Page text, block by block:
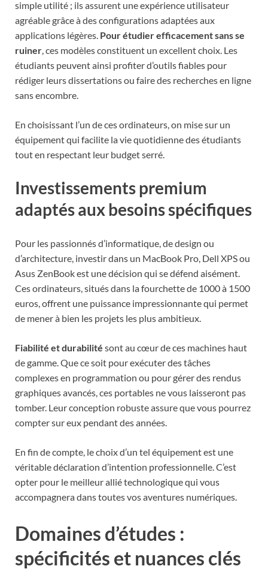
simple utilité ; ils assurent une expérience utilisateur
agréable grâce à des configurations adaptées aux
applications légères. Pour étudier efficacement sans se
ruiner, ces modèles constituent un excellent choix. Les
étudiants peuvent ainsi profiter d’outils fiables pour
rédiger leurs dissertations ou faire des recherches en ligne
sans encombre.
En choisissant l’un de ces ordinateurs, on mise sur un
équipement qui facilite la vie quotidienne des étudiants
tout en respectant leur budget serré.
Investissements premium
adaptés aux besoins spécifiques
Pour les passionnés d’informatique, de design ou
d’architecture, investir dans un MacBook Pro, Dell XPS ou
Asus ZenBook est une décision qui se défend aisément.
Ces ordinateurs, situés dans la fourchette de 1000 à 1500
euros, offrent une puissance impressionnante qui permet
de mener à bien les projets les plus ambitieux.
Fiabilité et durabilité sont au cœur de ces machines haut
de gamme. Que ce soit pour exécuter des tâches
complexes en programmation ou pour gérer des rendus
graphiques avancés, ces portables ne vous laisseront pas
tomber. Leur conception robuste assure que vous pourrez
compter sur eux pendant des années.
En fin de compte, le choix d’un tel équipement est une
véritable déclaration d’intention professionnelle. C’est
opter pour le meilleur allié technologique qui vous
accompagnera dans toutes vos aventures numériques.
Domaines d’études :
spécificités et nuances clés